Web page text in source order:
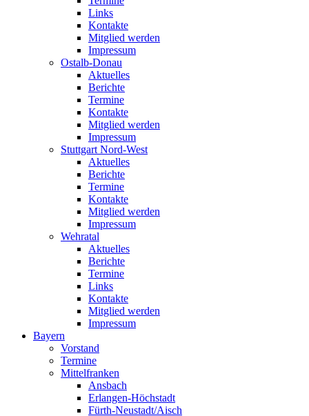
Links
Kontakte
Mitglied werden
Impressum
Ostalb-Donau
Aktuelles
Berichte
Termine
Kontakte
Mitglied werden
Impressum
Stuttgart Nord-West
Aktuelles
Berichte
Termine
Kontakte
Mitglied werden
Impressum
Wehratal
Aktuelles
Berichte
Termine
Links
Kontakte
Mitglied werden
Impressum
Bayern
Vorstand
Termine
Mittelfranken
Ansbach
Erlangen-Höchstadt
Fürth-Neustadt/Aisch